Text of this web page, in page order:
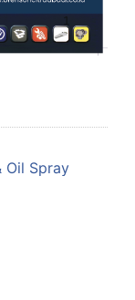
Oil Spray